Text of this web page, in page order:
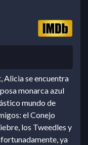
Alicia se encuentra
monarca azul
mundo de
el Conejo
los Tweedles y
ya